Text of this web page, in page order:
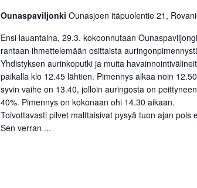
Ounaspaviljonki Ounasjoen itäpuolentie 21,
Ensi lauantaina, 29.3. kokoonnutaan
rantaan ihmettelemään osittaista
Yhdistyksen aurinkoputki ja muita
paikalla klo 12.45 lähtien. Pimennys alkaa noin
syvin vaihe on 13.40, jolloin auringosta on
40%. Pimennys on kokonaan ohi 14.30 aikaan.
Toivottavasti pilvet malttaisivat pysyä tuon ajan pois
Sen verran ...